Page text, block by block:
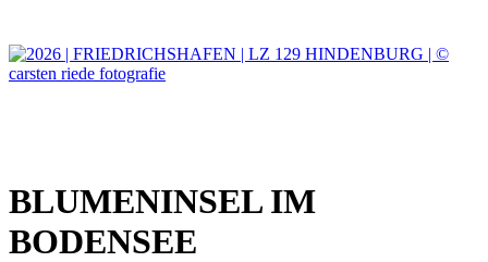
BLUMENINSEL IM
BODENSEE